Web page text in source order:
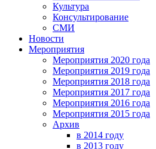
Культура
Консультирование
СМИ
Новости
Мероприятия
Мероприятия 2020 года
Мероприятия 2019 года
Мероприятия 2018 годa
Мероприятия 2017 года
Мероприятия 2016 года
Мероприятия 2015 года
Архив
в 2014 году
в 2013 году